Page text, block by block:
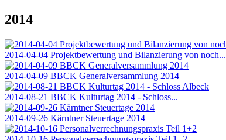
2014
2014-04-04 Projektbewertung und Bilanzierung von noch...
2014-04-09 BBCK Generalversammlung 2014
2014-08-21 BBCK Kulturtag 2014 - Schloss...
2014-09-26 Kärntner Steuertage 2014